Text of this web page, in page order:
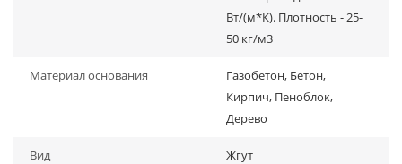
Вт/(м*К). Плотность - 25-
50 кг/м3
Материал основания
Газобетон, Бетон,
Кирпич, Пеноблок,
Дерево
Вид Жгут